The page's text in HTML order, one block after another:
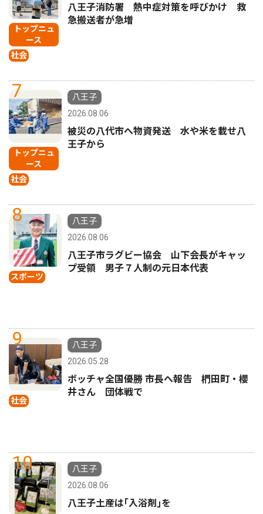
トップニュ
ース
社会
八王子消防署 熱中症対策を呼びかけ 救
急搬送者が急増
7
トップニュ
ース
社会
八王子
2026.08.06
被災の八代市へ物資発送 水や米を載せ八
王子から
8
スポーツ
八王子
2026.08.06
八王子市ラグビー協会 山下会長がキャッ
プ受領 男子７人制の元日本代表
9
社会
八王子
2026.05.28
ボッチャ全国優勝 市長へ報告 椚田町・櫻
井さん 団体戦で
10
八王子
2026.08.06
八王子土産は｢入浴剤｣を